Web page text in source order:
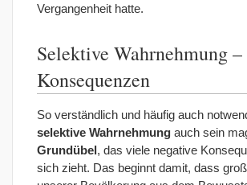
Vergangenheit hatte.
Selektive Wahrnehmung –
Konsequenzen
So verständlich und häufig auch
selektive Wahrnehmung auch sein
Grundübel, das viele negative
sich zieht. Das beginnt damit, dass